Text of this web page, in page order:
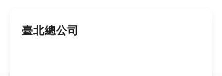
臺北總公司